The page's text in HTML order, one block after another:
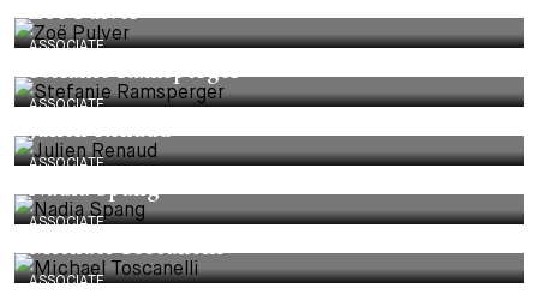
Zoë Pulver
ASSOCIATE
Stefanie Ramsperger
ASSOCIATE
Julien Renaud
ASSOCIATE
Nadia Spang
ASSOCIATE
Michael Toscanelli
ASSOCIATE